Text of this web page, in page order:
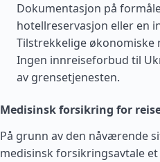
Dokumentasjon på
hotellreservasjon eller en
Tilstrekkelige
Ingen innreiseforbud til
av grensetjenesten.
Medisinsk forsikring for
På grunn av den nåværende
medisinsk forsikringsavtale